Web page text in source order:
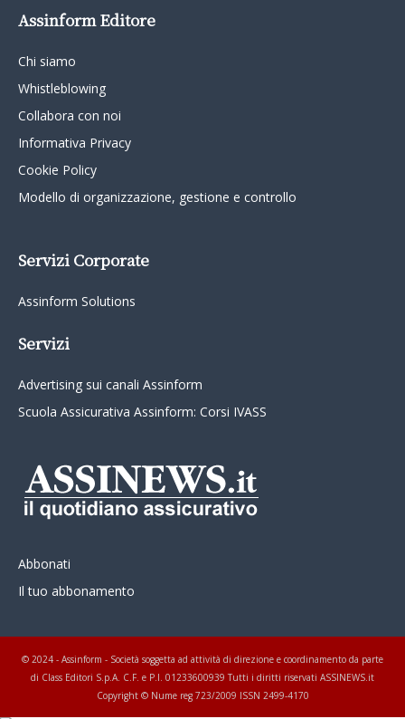
Assinform Editore
Chi siamo
Whistleblowing
Collabora con noi
Informativa Privacy
Cookie Policy
Modello di organizzazione, gestione e controllo
Servizi Corporate
Assinform Solutions
Servizi
Advertising sui canali Assinform
Scuola Assicurativa Assinform: Corsi IVASS
Abbonati
Il tuo abbonamento
© 2024 - Assinform - Società soggetta ad attività di direzione e coordinamento da parte
di Class Editori S.p.A. C.F. e P.I. 01233600939 Tutti i diritti riservati ASSINEWS.it
Copyright © Nume reg 723/2009 ISSN 2499-4170